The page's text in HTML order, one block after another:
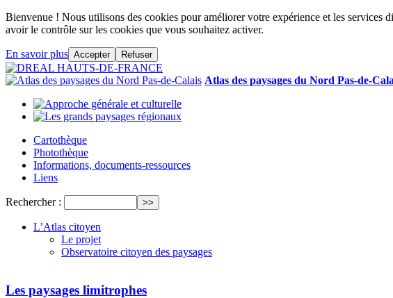
Bienvenue ! Nous utilisons des cookies pour améliorer votre expérience et les services
avoir le contrôle sur les cookies que vous souhaitez activer.
En savoir plus Accepter Refuser
Atlas des paysages du Nord Pas-de-
Cartothèque
Photothèque
Informations, documents-ressources
Liens
Rechercher :
L’Atlas citoyen
Le projet
Observatoire citoyen des paysages
Les paysages limitrophes